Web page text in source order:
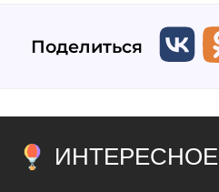
Поделиться
ИНТЕРЕСНОЕ